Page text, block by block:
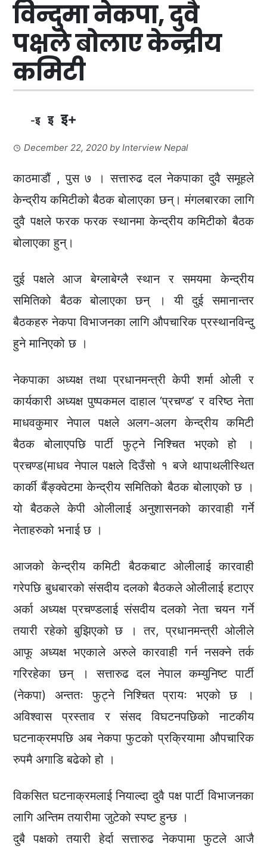
विन्दुमा नेकपा, दुवै
पक्षले बोलाए केन्द्रीय
कमिटी
-इ इ इ+
December 22, 2020 byInterview Nepal
काठमाडौं , पुस ७ । सत्तारुढ दल नेकपाका दुवै समूहले
केन्द्रीय कमिटीको बैठक बोलाएका छन्। मंगलबारका लागि
दुवै पक्षले फरक फरक स्थानमा केन्द्रीय कमिटीको बैठक
बोलाएका हुन्।
दुई पक्षले आज बेग्लाबेग्लै स्थान र समयमा केन्द्रीय
समितिको बैठक बोलाएका छन् । यी दुई समानान्तर
बैठकहरु नेकपा विभाजनका लागि औपचारिक प्रस्थानविन्दु
हुने मानिएको छ ।
नेकपाका अध्यक्ष तथा प्रधानमन्त्री केपी शर्मा ओली र
कार्यकारी अध्यक्ष पुष्पकमल दाहाल ‘प्रचण्ड’ र वरिष्ठ नेता
माधवकुमार नेपाल पक्षले अलग-अलग केन्द्रीय कमिटी
बैठक बोलाएपछि पार्टी फुट्ने निश्चित भएको हो ।
प्रचण्ड(माधव नेपाल पक्षले दिउँसो १ बजे थापाथलीस्थित
कार्की बैंङ्क्वेटमा केन्द्रीय समितिको बैठक बोलाएको छ ।
यो बैठकले केपी ओलीलाई अनुशासनको कारवाही गर्ने
नेताहरुको भनाई छ ।
आजको केन्द्रीय कमिटी बैठकबाट ओलीलाई कारवाही
गरेपछि बुधबारको संसदीय दलको बैठकले ओलीलाई हटाएर
अर्का अध्यक्ष प्रचण्डलाई संसदीय दलको नेता चयन गर्ने
तयारी रहेको बुझिएको छ । तर, प्रधानमन्त्री ओलीले
आफू अध्यक्ष भएकाले अरुले कारवाही गर्न नसक्ने तर्क
गरिरहेका छन् । सत्तारुढ दल नेपाल कम्युनिष्ट पार्टी
(नेकपा) अन्ततः फुट्ने निश्चित प्रायः भएको छ ।
अविश्वास प्रस्ताव र संसद विघटनपछिको नाटकीय
घटनाक्रमपछि अब नेकपा फुटको प्रक्रियामा औपचारिक
रुपमै अगाडि बढेको हो ।
विकसित घटनाक्रमलाई नियाल्दा दुवै पक्ष पार्टी विभाजनका
लागि अन्तिम तयारीमा जुटेको स्पष्ट हुन्छ ।
दुबै पक्षको तयारी हेर्दा सत्तारुढ नेकपामा फुटले आजै